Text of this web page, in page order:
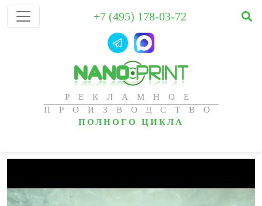
РЕКЛАМНОЕ
ПРОИЗВОДСТВО
ПОЛНОГО ЦИКЛА
+7 (495) 178-03-72